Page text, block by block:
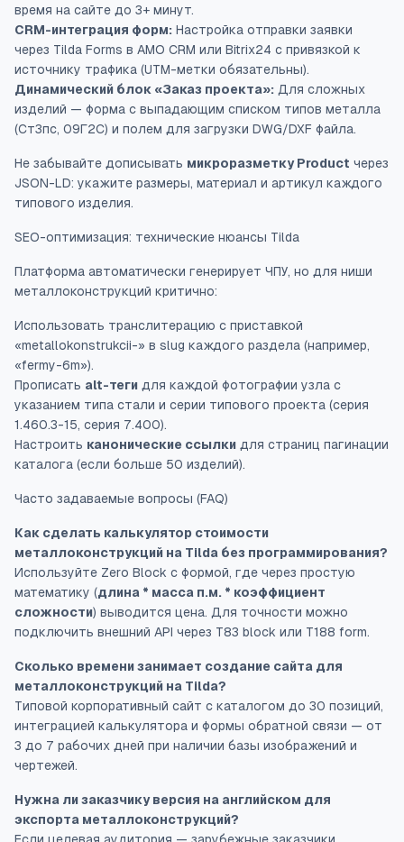
время на сайте до 3+ минут.
CRM-интеграция форм: Настройка отправки заявки
через Tilda Forms в AMO CRM или Bitrix24 с привязкой к
источнику трафика (UTM-метки обязательны).
Динамический блок «Заказ проекта»: Для сложных
изделий — форма с выпадающим списком типов металла
(Ст3пс, 09Г2С) и полем для загрузки DWG/DXF файла.
Не забывайте дописывать микроразметку Product через
JSON-LD: укажите размеры, материал и артикул каждого
типового изделия.
SEO-оптимизация: технические нюансы Tilda
Платформа автоматически генерирует ЧПУ, но для ниши
металлоконструкций критично:
Использовать транслитерацию с приставкой
«metallokonstrukcii-» в slug каждого раздела (например,
«fermy-6m»).
Прописать alt-теги для каждой фотографии узла с
указанием типа стали и серии типового проекта (серия
1.460.3-15, серия 7.400).
Настроить канонические ссылки для страниц пагинации
каталога (если больше 50 изделий).
Часто задаваемые вопросы (FAQ)
Как сделать калькулятор стоимости
металлоконструкций на Tilda без программирования?
Используйте Zero Block с формой, где через простую
математику (длина * масса п.м. * коэффициент
сложности) выводится цена. Для точности можно
подключить внешний API через T83 block или T188 form.
Сколько времени занимает создание сайта для
металлоконструкций на Tilda?
Типовой корпоративный сайт с каталогом до 30 позиций,
интеграцией калькулятора и формы обратной связи — от
3 до 7 рабочих дней при наличии базы изображений и
чертежей.
Нужна ли заказчику версия на английском для
экспорта металлоконструкций?